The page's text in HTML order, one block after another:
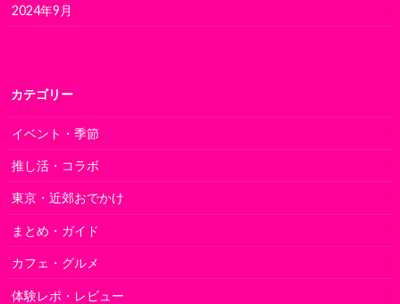
2024年9月
カテゴリー
イベント・季節
推し活・コラボ
東京・近郊おでかけ
まとめ・ガイド
カフェ・グルメ
体験レポ・レビュー